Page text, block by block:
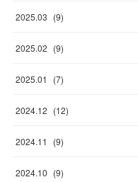
2025.03 (9)
2025.02 (9)
2025.01 (7)
2024.12 (12)
2024.11 (9)
2024.10 (9)